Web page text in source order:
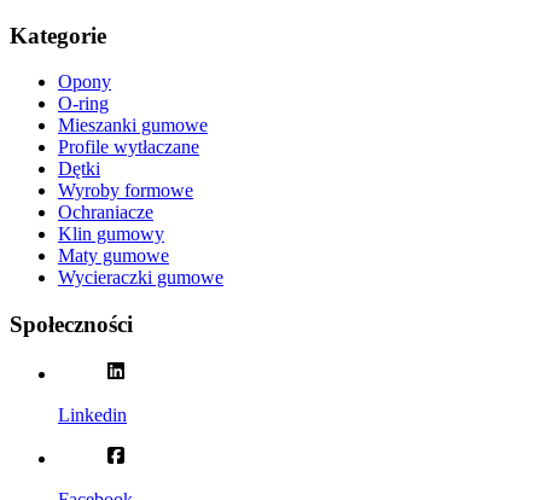
Kategorie
Opony
O-ring
Mieszanki gumowe
Profile wytłaczane
Dętki
Wyroby formowe
Ochraniacze
Klin gumowy
Maty gumowe
Wycieraczki gumowe
Społeczności
Linkedin